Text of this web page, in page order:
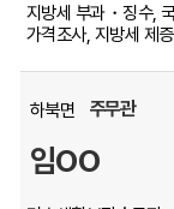
지방세 부과・징수,
가격조사, 지방세 제
하북면 주무관
임OO